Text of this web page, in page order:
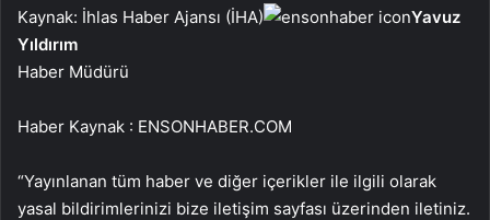
Kaynak: İhlas Haber Ajansı (İHA)
Yavuz
Yıldırım
Haber Müdürü
Haber Kaynak : ENSONHABER.COM
“Yayınlanan tüm haber ve diğer içerikler ile ilgili olarak
yasal bildirimlerinizi bize iletişim sayfası üzerinden iletiniz.